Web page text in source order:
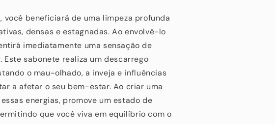
você beneficiará de uma limpeza profunda
densas e estagnadas. Ao envolvê-lo
imediatamente uma sensação de
Este sabonete realiza um descarrego
o mau-olhado, a inveja e influências
a afetar o seu bem-estar. Ao criar uma
energias, promove um estado de
que você viva em equilíbrio com o